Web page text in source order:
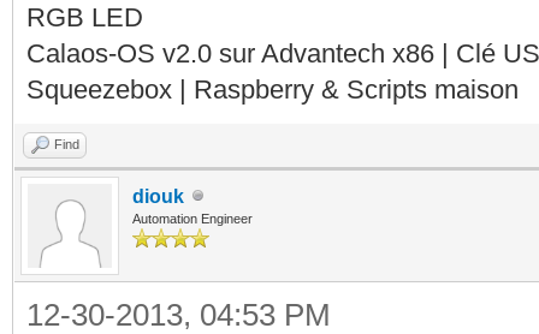
RGB LED
Calaos-OS v2.0 sur Advantech x86 | Clé
Squeezebox | Raspberry & Scripts maison
Find
diouk
Automation Engineer
12-30-2013, 04:53 PM